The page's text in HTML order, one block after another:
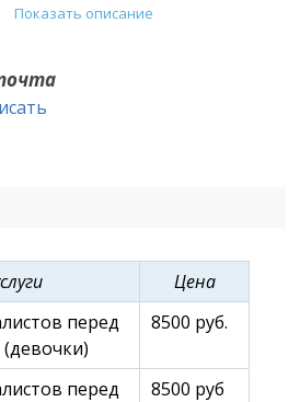
Показать описание
Цена
перед
8500 руб.
перед
8500 руб